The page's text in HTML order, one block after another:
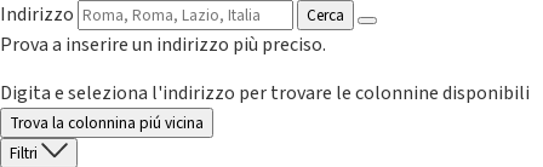
Indirizzo
Cerca
Prova a inserire un indirizzo più preciso.
Digita e seleziona l'indirizzo per trovare le colonnine disponibili
Trova la colonnina piú vicina
Filtri